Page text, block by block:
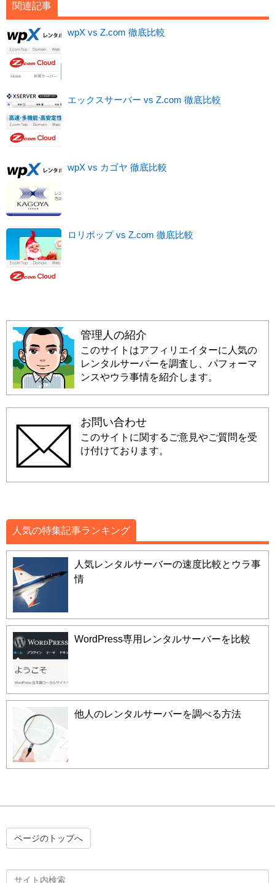
関連記事
wpX vs Z.com 徹底比較
エックスサーバー vs Z.com 徹底比較
wpX vs カゴヤ 徹底比較
ロリポップ vs Z.com 徹底比較
管理人の紹介
このサイトはアフィリエイターに人気の
レンタルサーバーを調査し、パフォーマ
ンスやウラ事情を紹介します。
お問い合わせ
このサイトに関するご意見やご質問を受
け付けております。
人気の特集記事ランキング
人気レンタルサーバーの速度比較とウラ事
情
WordPress専用レンタルサーバーを比較
他人のレンタルサーバーを調べる方法
ページのトップへ